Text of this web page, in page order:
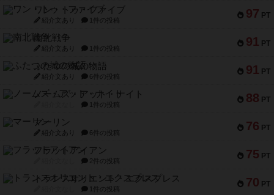
97 PT
ワン・トゥ・ファイブ
紹介文あり 1件の投稿
91 PT
南北戦争
紹介文あり 1件の投稿
91 PT
ふたつの城の物語
紹介文あり 6件の投稿
88 PT
ノームズ・アット・ナイト
1件の投稿
76 PT
マーリン
紹介文あり 6件の投稿
75 PT
フラットアイアン
2件の投稿
70 PT
トランスオリエント・エクスプレス
1件の投稿